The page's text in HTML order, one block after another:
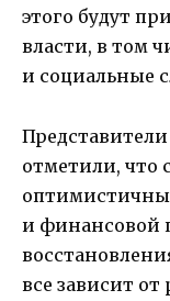
этого будут
власти, в том
и социальные
отметили, что
и финансовой
все зависит